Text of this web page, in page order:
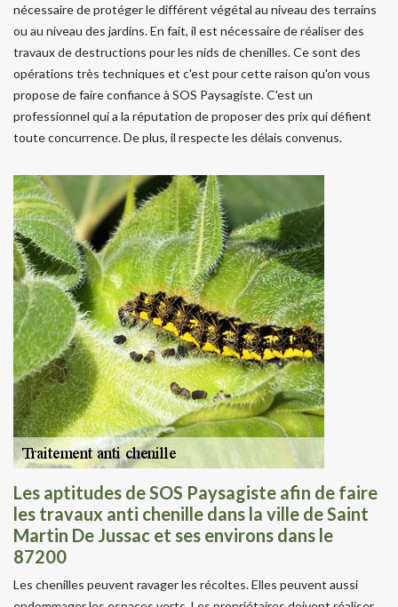
nécessaire de protéger le différent végétal au niveau des terrains
ou au niveau des jardins. En fait, il est nécessaire de réaliser des
travaux de destructions pour les nids de chenilles. Ce sont des
opérations très techniques et c'est pour cette raison qu'on vous
propose de faire confiance à SOS Paysagiste. C'est un
professionnel qui a la réputation de proposer des prix qui défient
toute concurrence. De plus, il respecte les délais convenus.
Les aptitudes de SOS Paysagiste afin de faire
les travaux anti chenille dans la ville de Saint
Martin De Jussac et ses environs dans le
87200
Les chenilles peuvent ravager les récoltes. Elles peuvent aussi